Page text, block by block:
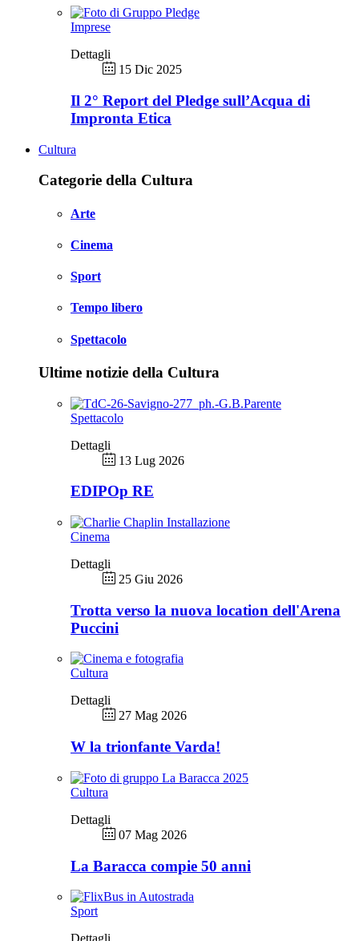
Imprese
Dettagli
15 Dic 2025
Il 2° Report del Pledge sull’Acqua di
Impronta Etica
Cultura
Categorie della Cultura
Arte
Cinema
Sport
Tempo libero
Spettacolo
Ultime notizie della Cultura
Spettacolo
Dettagli
13 Lug 2026
EDIPOp RE
Cinema
Dettagli
25 Giu 2026
Trotta verso la nuova location dell'Arena
Puccini
Cultura
Dettagli
27 Mag 2026
W la trionfante Varda!
Cultura
Dettagli
07 Mag 2026
La Baracca compie 50 anni
Sport